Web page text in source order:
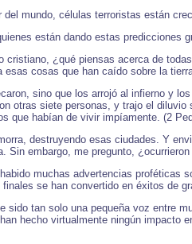
del mundo, células terroristas están
están dando estas
cristiano, ¿qué piensas acerca de
esas cosas que han caído sobre la
sino que los arrojó al infierno y
otras siete personas, y trajo el
que habían de vivir impíamente. (2
destruyendo esas ciudades. Y
Sin embargo, me pregunto,
muchas advertencias
se han convertido en éxitos de
sido tan solo una pequeña voz entre
hecho virtualmente ningún impacto